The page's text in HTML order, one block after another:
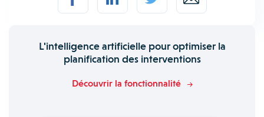
L'intelligence artificielle pour optimiser la
planification des interventions
Découvrir la fonctionnalité